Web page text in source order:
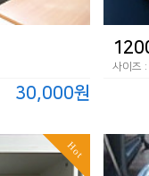
30,000원
사이즈
Hot